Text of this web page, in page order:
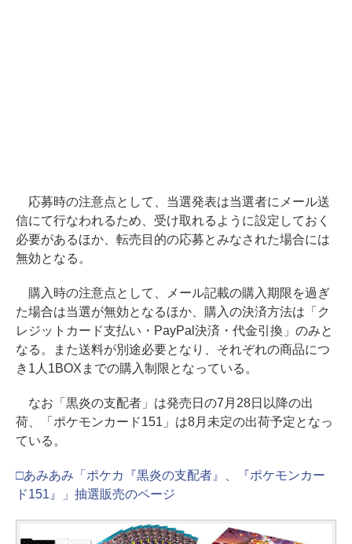
応募時の注意点として、当選発表は当選者にメール送
信にて行なわれるため、受け取れるように設定しておく
必要があるほか、転売目的の応募とみなされた場合には
無効となる。
購入時の注意点として、メール記載の購入期限を過ぎ
た場合は当選が無効となるほか、購入の決済方法は「ク
レジットカード支払い・PayPal決済・代金引換」のみと
なる。また送料が別途必要となり、それぞれの商品につ
き1人1BOXまでの購入制限となっている。
なお「黒炎の支配者」は発売日の7月28日以降の出
荷、「ポケモンカード151」は8月未定の出荷予定となっ
ている。
□あみあみ「ポケカ『黒炎の支配者』、『ポケモンカー
ド151』」抽選販売のページ